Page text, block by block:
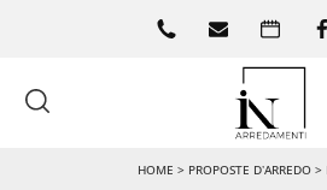
HOME > PROPOSTE D’ARREDO>